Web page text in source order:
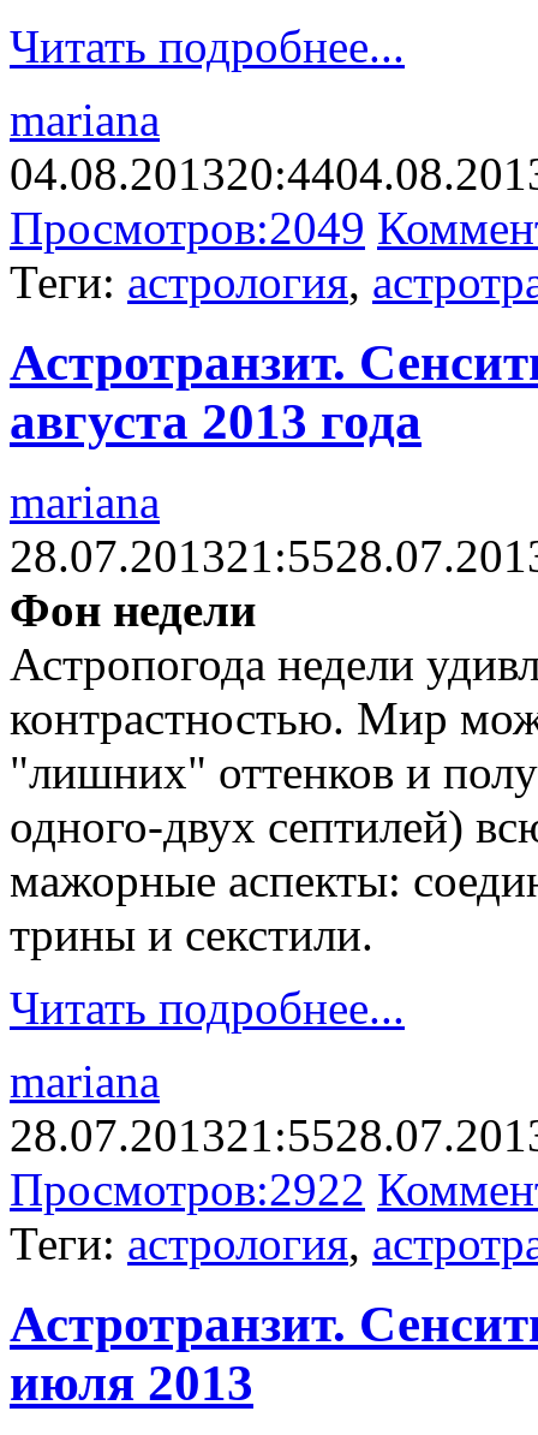
Читать подробнее...
mariana
04.08.201320:44
Просмотров:2049
Теги: астрология,
Астротранзит.
августа 2013 года
mariana
28.07.201321:55
Фон недели
Астропогода недели
контрастностью. Мир
"лишних" оттенков и
одного-двух септилей)
мажорные аспекты:
трины и секстили.
Читать подробнее...
mariana
28.07.201321:55
Просмотров:2922
Теги: астрология,
Астротранзит.
июля 2013